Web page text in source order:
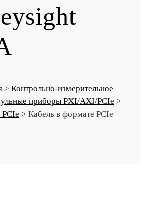
> Контрольно-измерительное
приборы PXI/AXI/PCIe >
> Кабель в формате PCIe